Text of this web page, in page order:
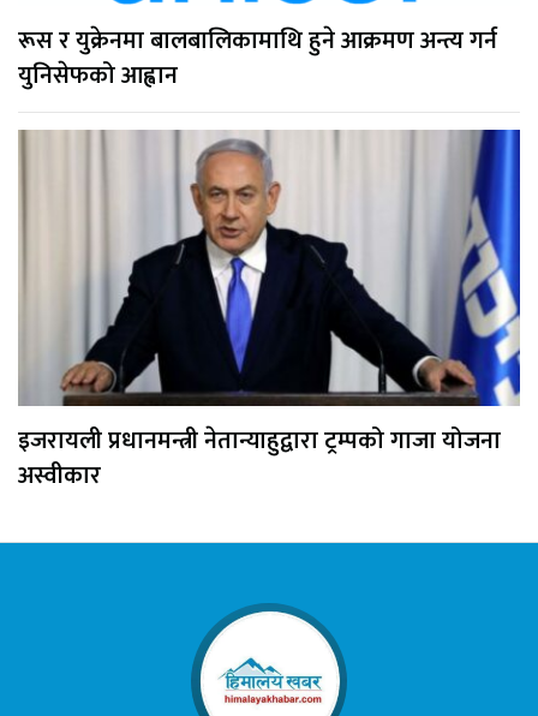
रूस र युक्रेनमा बालबालिकामाथि हुने आक्रमण अन्त्य गर्न
युनिसेफको आह्वान
इजरायली प्रधानमन्त्री नेतान्याहुद्वारा ट्रम्पको गाजा योजना
अस्वीकार